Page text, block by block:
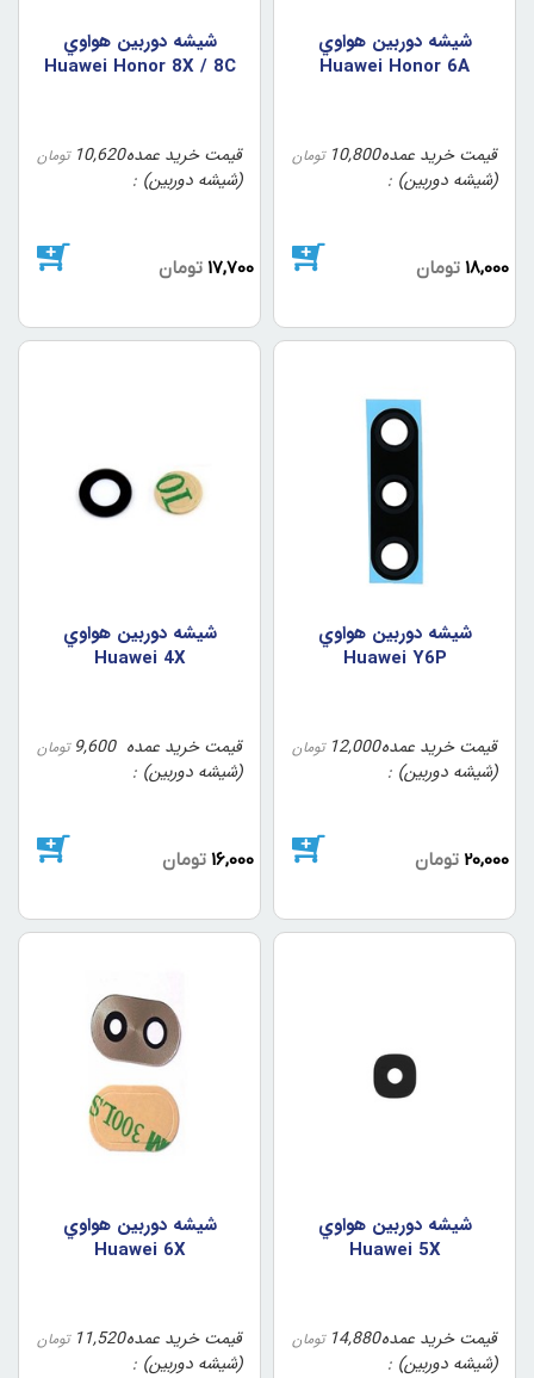
شيشه دوربين هواوي
Huawei Honor 6A
قیمت خرید عمده
(شیشه دوربین)
10,800 تومان
18,000 تومان
شيشه دوربين هواوي
Huawei Honor 8X / 8C
قیمت خرید عمده
(شیشه دوربین)
10,620 تومان
17,700 تومان
شيشه دوربين هواوي
Huawei Y6P
قیمت خرید عمده
(شیشه دوربین)
12,000 تومان
20,000 تومان
شيشه دوربين هواوي
Huawei 4X
قیمت خرید عمده
(شیشه دوربین)
9,600 تومان
16,000 تومان
شيشه دوربين هواوي
Huawei 5X
قیمت خرید عمده
(شیشه دوربین)
14,880 تومان
شيشه دوربين هواوي
Huawei 6X
قیمت خرید عمده
(شیشه دوربین)
11,520 تومان